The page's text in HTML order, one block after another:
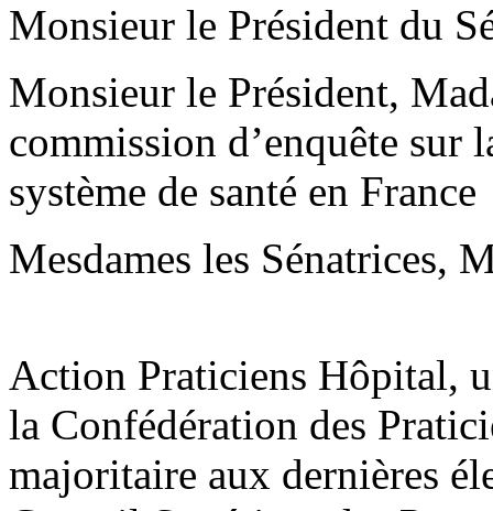
Monsieur le Président du
Monsieur le Président,
commission d’enquête sur
système de santé en France
Mesdames les Sénatrices,
Action Praticiens Hôpital,
la Confédération des
majoritaire aux dernières